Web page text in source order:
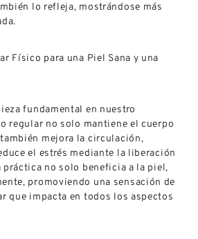
lo refleja, mostrándose más
Físico para una Piel Sana y una
fundamental en nuestro
regular no solo mantiene el cuerpo
mejora la circulación,
el estrés mediante la liberación
práctica no solo beneficia a la piel,
promoviendo una sensación de
que impacta en todos los aspectos